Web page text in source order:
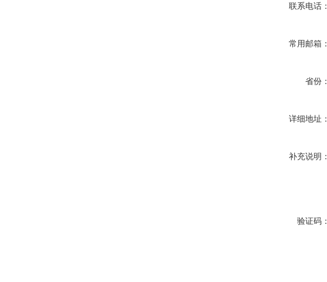
联系电话：
常用邮箱：
省份：
详细地址：
补充说明：
验证码：